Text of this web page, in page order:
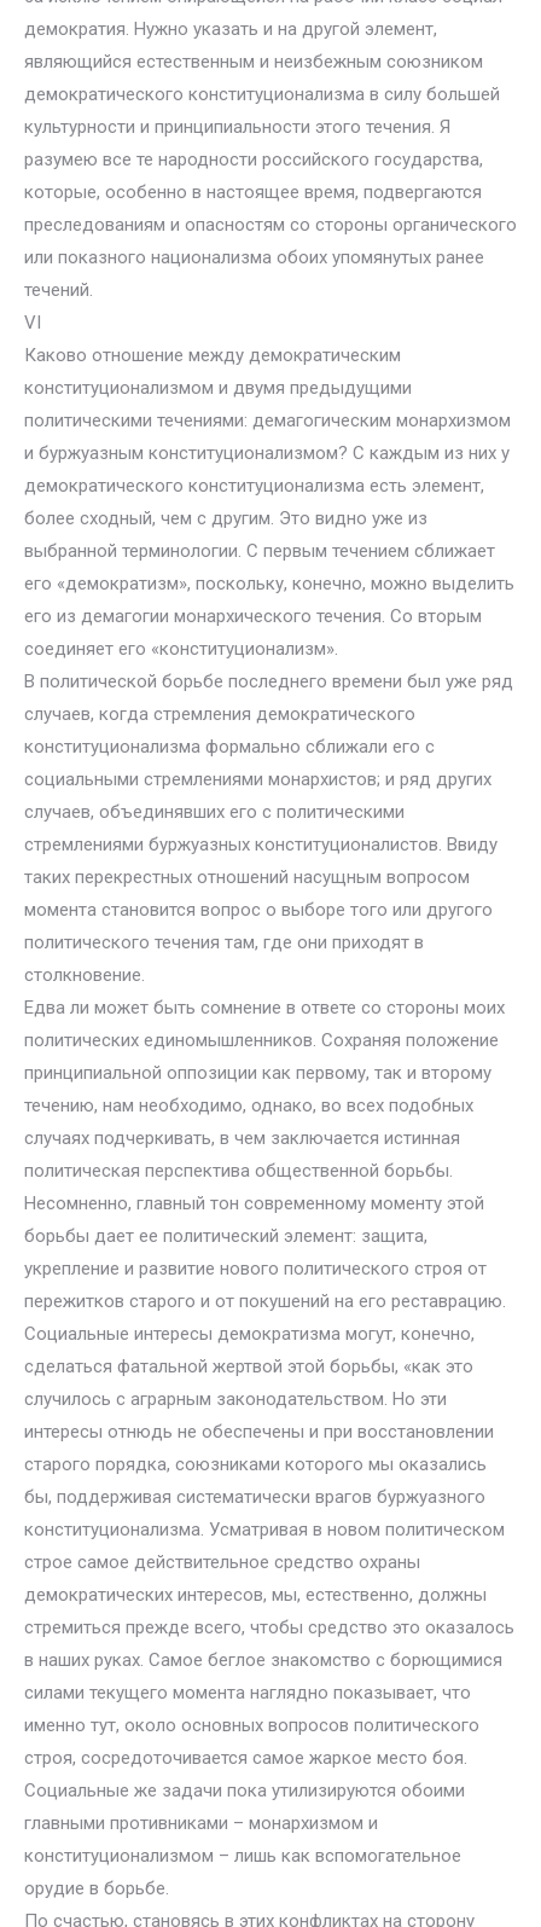
демократия. Нужно указать и на другой элемент,
являющийся естественным и неизбежным союзником
демократического конституционализма в силу большей
культурности и принципиальности этого течения. Я
разумею все те народности российского государства,
которые, особенно в настоящее время, подвергаются
преследованиям и опасностям со стороны органического
или показного национализма обоих упомянутых ранее
течений.
VI
Каково отношение между демократическим
конституционализмом и двумя предыдущими
политическими течениями: демагогическим монархизмом
и буржуазным конституционализмом? С каждым из них у
демократического конституционализма есть элемент,
более сходный, чем с другим. Это видно уже из
выбранной терминологии. С первым течением сближает
его «демократизм», поскольку, конечно, можно выделить
его из демагогии монархического течения. Со вторым
соединяет его «конституционализм».
В политической борьбе последнего времени был уже ряд
случаев, когда стремления демократического
конституционализма формально сближали его с
социальными стремлениями монархистов; и ряд других
случаев, объединявших его с политическими
стремлениями буржуазных конституционалистов. Ввиду
таких перекрестных отношений насущным вопросом
момента становится вопрос о выборе того или другого
политического течения там, где они приходят в
столкновение.
Едва ли может быть сомнение в ответе со стороны моих
политических единомышленников. Сохраняя положение
принципиальной оппозиции как первому, так и второму
течению, нам необходимо, однако, во всех подобных
случаях подчеркивать, в чем заключается истинная
политическая перспектива общественной борьбы.
Несомненно, главный тон современному моменту этой
борьбы дает ее политический элемент: защита,
укрепление и развитие нового политического строя от
пережитков старого и от покушений на его реставрацию.
Социальные интересы демократизма могут, конечно,
сделаться фатальной жертвой этой борьбы, «как это
случилось с аграрным законодательством. Но эти
интересы отнюдь не обеспечены и при восстановлении
старого порядка, союзниками которого мы оказались
бы, поддерживая систематически врагов буржуазного
конституционализма. Усматривая в новом политическом
строе самое действительное средство охраны
демократических интересов, мы, естественно, должны
стремиться прежде всего, чтобы средство это оказалось
в наших руках. Самое беглое знакомство с борющимися
силами текущего момента наглядно показывает, что
именно тут, около основных вопросов политического
строя, сосредоточивается самое жаркое место боя.
Социальные же задачи пока утилизируются обоими
главными противниками – монархизмом и
конституционализмом – лишь как вспомогательное
орудие в борьбе.
По счастью, становясь в этих конфликтах на сторону